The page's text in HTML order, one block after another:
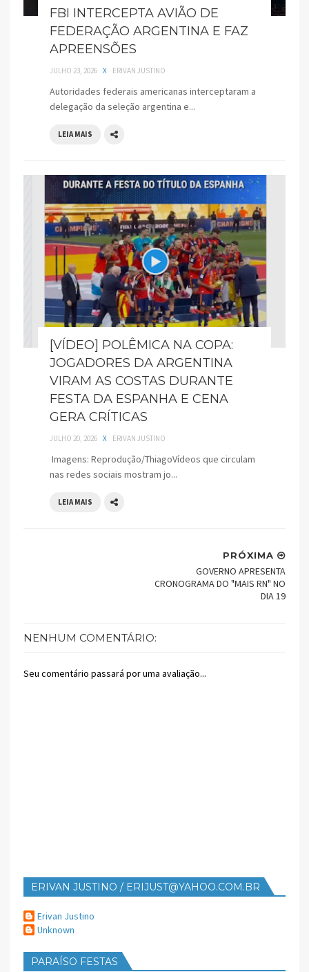
FBI INTERCEPTA AVIÃO DE
FEDERAÇÃO ARGENTINA E FAZ
APREENSÕES
JULHO 23, 2026 X ERIVAN JUSTINO
Autoridades federais americanas interceptaram a
delegação da seleção argentina e...
LEIA MAIS
[VÍDEO] POLÊMICA NA COPA:
JOGADORES DA ARGENTINA
VIRAM AS COSTAS DURANTE
FESTA DA ESPANHA E CENA
GERA CRÍTICAS
JULHO 20, 2026 X ERIVAN JUSTINO
Imagens: Reprodução/ThiagoVídeos que circulam
nas redes sociais mostram jo...
LEIA MAIS
PRÓXIMA
GOVERNO APRESENTA
CRONOGRAMA DO "MAIS RN" NO
DIA 19
NENHUM COMENTÁRIO:
Seu comentário passará por uma avaliação...
ERIVAN JUSTINO / ERIJUST@YAHOO.COM.BR
Erivan Justino
Unknown
PARAÍSO FESTAS